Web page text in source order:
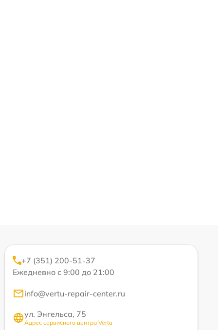
+7 (351) 200-51-37
Ежедневно с 9:00 до 21:00
info@vertu-repair-center.ru
ул. Энгельса, 75
Адрес сервисного центра Vertu